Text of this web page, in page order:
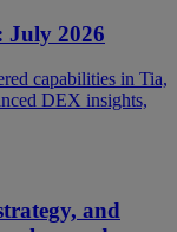
July 2026
capabilities in Tia,
DEX insights,
and